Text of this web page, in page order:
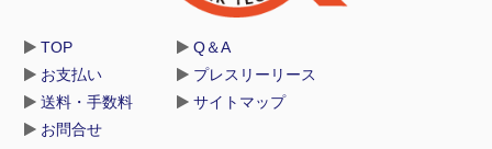
TOP
お支払い
送料・手数料
お問合せ
Q＆A
プレスリーリース
サイトマップ